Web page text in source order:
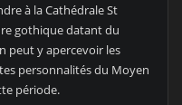
à la Cathédrale St
gothique datant du
peut y apercevoir les
personnalités du Moyen
période.